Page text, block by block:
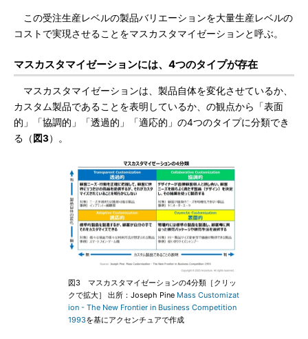
この受注生産レベルの製品バリエーションを大量生産レベルの
コストで実現させることをマスカスタマイゼーションと呼ぶ。
マスカスタマイゼーションには、4つのタイプが存在
マスカスタマイゼーションは、製品自体を変化させているか、
カスタム製品であることを表明しているか、の観点から「表面
的」「協調的」「透過的」「適応的」の4つのタイプに分類でき
る（ 図3）。
図3 マスカスタマイゼーションの4分類［クリッ
クで拡大］ 出所：Joseph Pine Mass Customizat
ion - The New Frontier in Business Competition
1993を基にアクセンチュアで作成